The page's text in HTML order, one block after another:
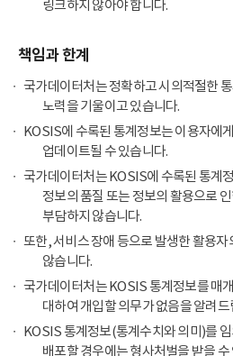
링크하지 않아야 합니다.
책임과 한계
국가데이터처는 정확하고 시의적절한
노력을 기울이고 있습니다.
KOSIS에 수록된 통계정보는 이용자에
업데이트될 수 있습니다.
국가데이터처는 KOSIS에 수록된 통계
정보의 품질 또는 정보의 활용으로
부담하지 않습니다.
또한, 서비스 장애 등으로 발생한 활용자
않습니다.
국가데이터처는 KOSIS 통계정보를 매
대하여 개입할 의무가 없음을 알려드
KOSIS 통계정보(통계수치와 의미)를
배포할 경우에는 형사처벌을 받을 수